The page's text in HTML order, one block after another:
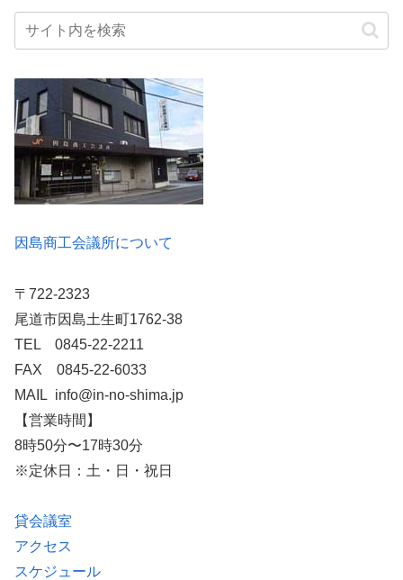
因島商工会議所について
〒722-2323
尾道市因島土生町1762-38
TEL 0845-22-2211
FAX 0845-22-6033
MAIL info@in-no-shima.jp
【営業時間】
8時50分〜17時30分
※定休日：土・日・祝日
貸会議室
アクセス
スケジュール